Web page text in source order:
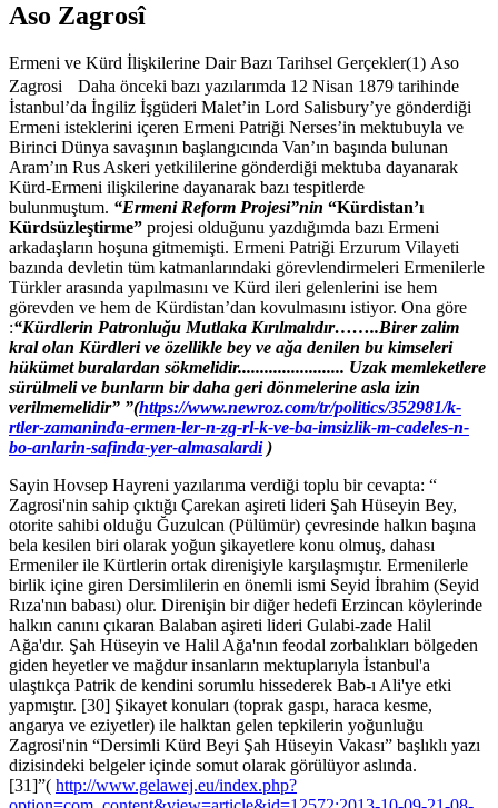
Aso Zagrosî
Ermeni ve Kürd İlişkilerine Dair Bazı Tarihsel Gerçekler(1) Aso
Zagrosi Daha önceki bazı yazılarımda 12 Nisan 1879 tarihinde
İstanbul’da İngiliz İşgüderi Malet’in Lord Salisbury’ye gönderdiği
Ermeni isteklerini içeren Ermeni Patriği Nerses’in mektubuyla ve
Birinci Dünya savaşının başlangıcında Van’ın başında bulunan
Aram’ın Rus Askeri yetkililerine gönderdiği mektuba dayanarak
Kürd-Ermeni ilişkilerine dayanarak bazı tespitlerde
bulunmuştum. “Ermeni Reform Projesi”nin “Kürdistan’ı
Kürdsüzleştirme” projesi olduğunu yazdığımda bazı Ermeni
arkadaşların hoşuna gitmemişti. Ermeni Patriği Erzurum Vilayeti
bazında devletin tüm katmanlarındaki görevlendirmeleri Ermenilerle
Türkler arasında yapılmasını ve Kürd ileri gelenlerini ise hem
görevden ve hem de Kürdistan’dan kovulmasını istiyor. Ona göre
:“Kürdlerin Patronluğu Mutlaka Kırılmalıdır……..Birer zalim
kral olan Kürdleri ve özellikle bey ve ağa denilen bu kimseleri
hükümet buralardan sökmelidir........................ Uzak memleketlere
sürülmeli ve bunların bir daha geri dönmelerine asla izin
verilmemelidir” ”(https://www.newroz.com/tr/politics/352981/k-
rtler-zamaninda-ermen-ler-n-zg-rl-k-ve-ba-imsizlik-m-cadeles-n-
bo-anlarin-safinda-yer-almasalardi)
Sayin Hovsep Hayreni yazılarıma verdiği toplu bir cevapta: “
Zagrosi'nin sahip çıktığı Çarekan aşireti lideri Şah Hüseyin Bey,
otorite sahibi olduğu Ğuzulcan (Pülümür) çevresinde halkın başına
bela kesilen biri olarak yoğun şikayetlere konu olmuş, dahası
Ermeniler ile Kürtlerin ortak direnişiyle karşılaşmıştır. Ermenilerle
birlik içine giren Dersimlilerin en önemli ismi Seyid İbrahim (Seyid
Rıza'nın babası) olur. Direnişin bir diğer hedefi Erzincan köylerinde
halkın canını çıkaran Balaban aşireti lideri Gulabi-zade Halil
Ağa'dır. Şah Hüseyin ve Halil Ağa'nın feodal zorbalıkları bölgeden
giden heyetler ve mağdur insanların mektuplarıyla İstanbul'a
ulaştıkça Patrik de kendini sorumlu hissederek Bab-ı Ali'ye etki
yapmıştır. [30] Şikayet konuları (toprak gaspı, haraca kesme,
angarya ve eziyetler) ile halktan gelen tepkilerin yoğunluğu
Zagrosi'nin “Dersimli Kürd Beyi Şah Hüseyin Vakası” başlıklı yazı
dizisindeki belgeler içinde somut olarak görülüyor aslında.
[31]”( http://www.gelawej.eu/index.php?